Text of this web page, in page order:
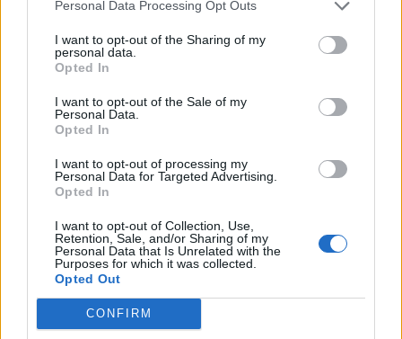
Personal Data Processing Opt Outs
I want to opt-out of the Sharing of my
personal data.
Opted In
I want to opt-out of the Sale of my
Personal Data.
Opted In
I want to opt-out of processing my
Personal Data for Targeted Advertising.
Opted In
I want to opt-out of Collection, Use,
Retention, Sale, and/or Sharing of my
Personal Data that Is Unrelated with the
Purposes for which it was collected.
Opted Out
CONFIRM
O čem se mluví
Stačí občanka, nebo je průkazka nutná?
seniorů MHD
O čem se mluví
náměstí 17. listopadu. Radnice tvrdí, že
situaci má pod kontrolou